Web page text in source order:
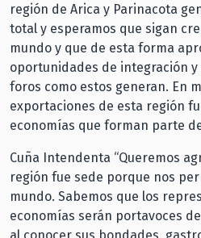
región de Arica y Parinacota
total y esperamos que sigan
mundo y que de esta forma
oportunidades de integración
foros como estos generan. En
exportaciones de esta región
economías que forman parte de
Cuña Intendenta “Queremos
región fue sede porque nos
mundo. Sabemos que los
economías serán portavoces
al conocer sus bondades,